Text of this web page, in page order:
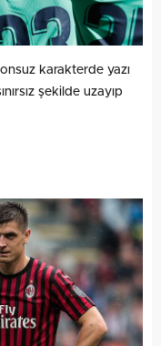
karakterde yazı
şekilde uzayıp